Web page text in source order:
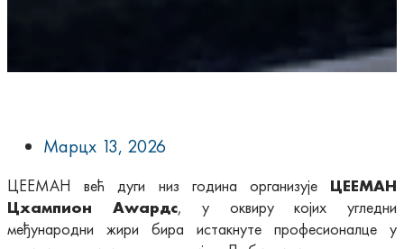
Марцх 13, 2026
ЦЕЕМАН већ дуги низ година организује ЦЕЕМАН
Цхампион Аwардс, у оквиру којих угледни
међународни жири бира истакнуте професионалце у